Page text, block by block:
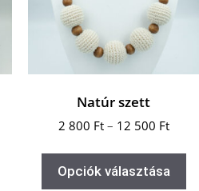
Natúr szett
2 800 Ft – 12 500 Ft
Opciók választása